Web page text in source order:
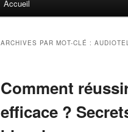
Accueil
ARCHIVES PAR MOT-CLÉ :
Comment
efficace ?